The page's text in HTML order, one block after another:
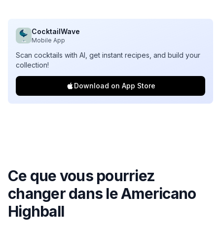
CocktailWave
Mobile App
Scan cocktails with AI, get instant recipes, and build your
collection!
Download on App Store
Ce que vous pourriez
changer dans leAmericano
Highball